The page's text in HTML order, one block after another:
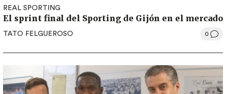
REAL SPORTING
El sprint final del Sporting de Gijón en el mercado
TATO FELGUEROSO 0